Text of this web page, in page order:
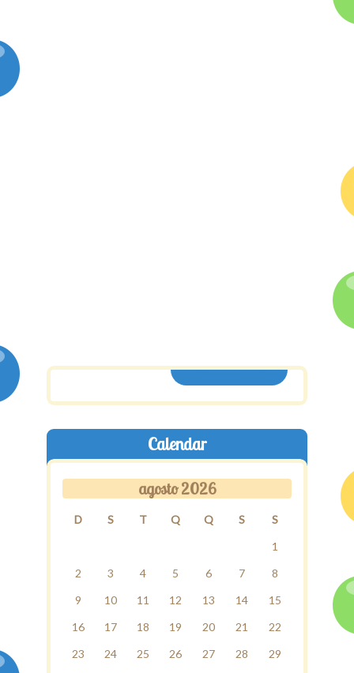
ASSINE AQUI
Calendar
agosto 2026
D S T Q Q S
S
1
2
3 4 5 6 7
8
9
10 11 12 13 14
15
16
17 18 19 20 21
22
23
24 25 26 27 28
29